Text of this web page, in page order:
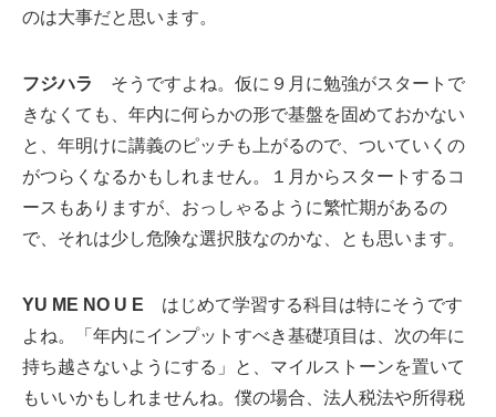
のは大事だと思います。
フジハラ
そうですよね。仮に９月に勉強がスタートで
きなくても、年内に何らかの形で基盤を固めておかない
と、年明けに講義のピッチも上がるので、ついていくの
がつらくなるかもしれません。１月からスタートするコ
ースもありますが、おっしゃるように繁忙期があるの
で、それは少し危険な選択肢なのかな、とも思います。
YU ME NO U E はじめて学習する科目は特にそうです
よね。「年内にインプットすべき基礎項目は、次の年に
持ち越さないようにする」と、マイルストーンを置いて
もいいかもしれませんね。僕の場合、法人税法や所得税